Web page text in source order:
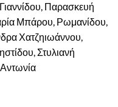
Παρασκευή
Μπάρου, Ρωμανίδου,
Χατζηιωάννου,
Στυλιανή